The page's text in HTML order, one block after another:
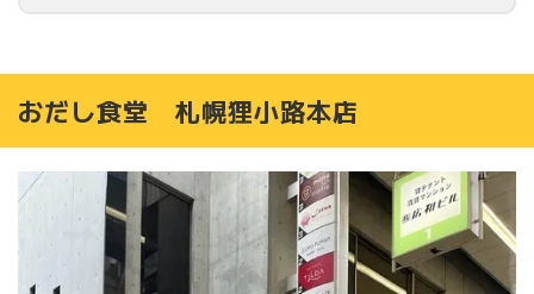
おだし食堂 札幌狸小路本店